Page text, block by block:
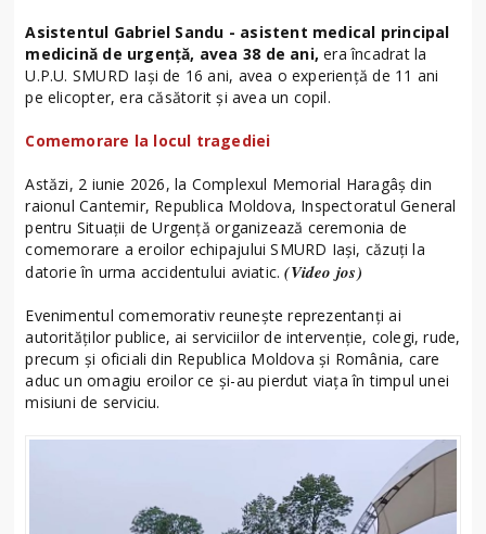
Asistentul Gabriel Sandu - asistent medical principal
medicină de urgență, avea 38 de ani,era încadrat la
U.P.U. SMURD Iași de 16 ani, avea o experiență de 11 ani
pe elicopter, era căsătorit și avea un copil.
Comemorare la locul tragediei
Astăzi, 2 iunie 2026, la Complexul Memorial Haragâș din
raionul Cantemir, Republica Moldova, Inspectoratul General
pentru Situații de Urgență organizează ceremonia de
comemorare a eroilor echipajului SMURD Iași, căzuți la
datorie în urma accidentului aviatic. (Video jos)
Evenimentul comemorativ reunește reprezentanți ai
autorităților publice, ai serviciilor de intervenție, colegi, rude,
precum și oficiali din Republica Moldova și România, care
aduc un omagiu eroilor ce și-au pierdut viața în timpul unei
misiuni de serviciu.